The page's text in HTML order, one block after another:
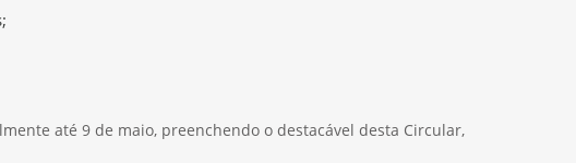
até 9 de maio, preenchendo o destacável desta Circular,